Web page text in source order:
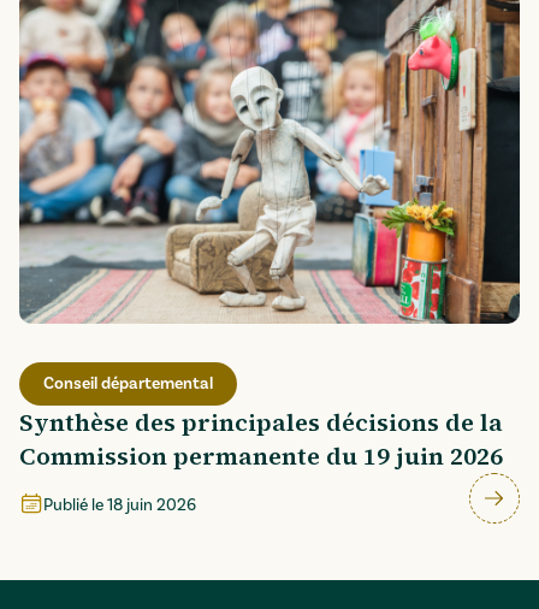
Conseil départemental
Synthèse des principales décisions de la
Commission permanente du 19 juin 2026
Publié le18 juin 2026